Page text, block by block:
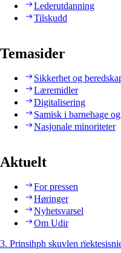
Lederutdanning
Tilskudd
Temasider
Sikkerhet og
Læremidler
Digitalisering
Samisk i barnehage
Nasjonale minoriteter
Aktuelt
For pressen
Høringer
Nyhetsvarsel
Om Udir
3. Prinsihph skuvlen